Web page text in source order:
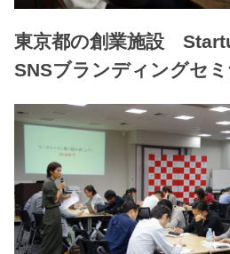
東京都の創業施設
SNSブランディングセ